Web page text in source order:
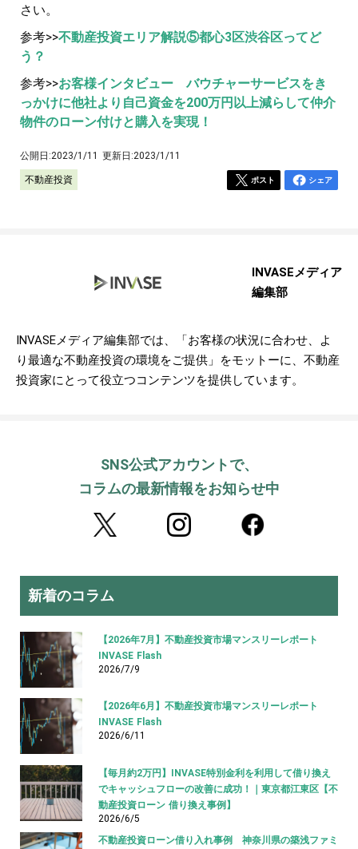
さい。
参考>>不動産投資エリア解説⑤都心3区渋谷区ってど
う？
参考>>お客様インタビュー バウチャーサービスをき
っかけに他社より自己資金を200万円以上減らして仲介
物件のローン付けと購入を実現！
公開日:2023/1/11 更新日:2023/1/11
不動産投資 ポスト シェア
INVASEメディア
編集部
INVASEメディア編集部では、「お客様の状況に合わせ、よ
り最適な不動産投資の環境をご提供」をモットーに、不動産
投資家にとって役立つコンテンツを提供しています。
SNS公式アカウントで、
コラムの最新情報をお知らせ中
新着のコラム
【2026年7月】不動産投資市場マンスリーレポート
INVASE Flash
2026/7/9
【2026年6月】不動産投資市場マンスリーレポート
INVASE Flash
2026/6/11
【毎月約2万円】INVASE特別金利を利用して借り換え
でキャッシュフローの改善に成功！｜東京都江東区【不
動産投資ローン 借り換え事例】
2026/6/5
不動産投資ローン借り入れ事例 神奈川県の築浅ファミ